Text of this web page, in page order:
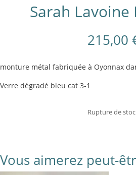
Sarah Lavoine
215,00
monture métal fabriquée à Oyonnax
Verre dégradé bleu cat 3-1
Rupture de
Vous aimerez peut-